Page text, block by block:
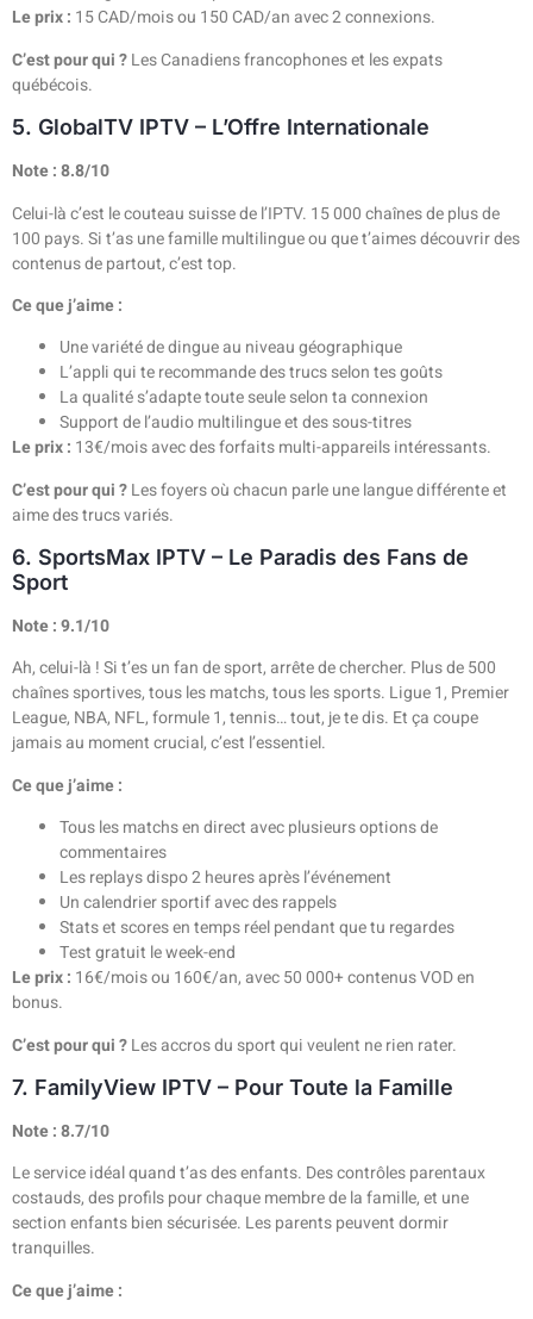
Le prix : 15 CAD/mois ou 150 CAD/an avec 2 connexions.
C’est pour qui ?Les Canadiens francophones et les expats
québécois.
5. GlobalTV IPTV – L’Offre Internationale
Note : 8.8/10
Celui-là c’est le couteau suisse de l’IPTV. 15 000 chaînes de plus de
100 pays. Si t’as une famille multilingue ou que t’aimes découvrir des
contenus de partout, c’est top.
Ce que j’aime :
Une variété de dingue au niveau géographique
L’appli qui te recommande des trucs selon tes goûts
La qualité s’adapte toute seule selon ta connexion
Support de l’audio multilingue et des sous-titres
Le prix : 13€/mois avec des forfaits multi-appareils intéressants.
C’est pour qui ?Les foyers où chacun parle une langue différente et
aime des trucs variés.
6. SportsMax IPTV – Le Paradis des Fans de
Sport
Note : 9.1/10
Ah, celui-là ! Si t’es un fan de sport, arrête de chercher. Plus de 500
chaînes sportives, tous les matchs, tous les sports. Ligue 1, Premier
League, NBA, NFL, formule 1, tennis… tout, je te dis. Et ça coupe
jamais au moment crucial, c’est l’essentiel.
Ce que j’aime :
Tous les matchs en direct avec plusieurs options de
commentaires
Les replays dispo 2 heures après l’événement
Un calendrier sportif avec des rappels
Stats et scores en temps réel pendant que tu regardes
Test gratuit le week-end
Le prix : 16€/mois ou 160€/an, avec 50 000+ contenus VOD en
bonus.
C’est pour qui ?Les accros du sport qui veulent ne rien rater.
7. FamilyView IPTV – Pour Toute la Famille
Note : 8.7/10
Le service idéal quand t’as des enfants. Des contrôles parentaux
costauds, des profils pour chaque membre de la famille, et une
section enfants bien sécurisée. Les parents peuvent dormir
tranquilles.
Ce que j’aime :